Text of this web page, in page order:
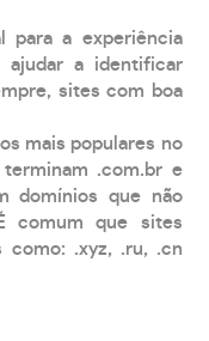
para a experiência
a identificar
sites com boa
mais populares no
.com.br e
domínios que não
comum que sites
como: .xyz, .ru, .cn